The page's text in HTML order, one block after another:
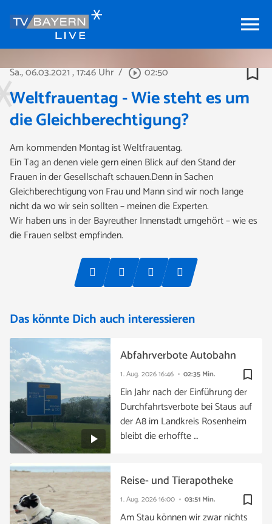
menu
Sa., 06.03.2021, 17:46 Uhr / play_circle_outline02:50 bookmark_border
Weltfrauentag - Wie steht es um
die Gleichberechtigung?
Am kommenden Montag ist Weltfrauentag.
Ein Tag an denen viele gern einen Blick auf den Stand der
Frauen in der Gesellschaft schauen.Denn in Sachen
Gleichberechtigung von Frau und Mann sind wir noch lange
nicht da wo wir sein sollten – meinen die Experten.
Wir haben uns in der Bayreuther Innenstadt umgehört – wie es
die Frauen selbst empfinden.
Das könnte Dich auch interessieren
bookmark_border
1. Aug. 202616:46 02:35 Min.
Abfahrverbote Autobahn
Ein Jahr nach der Einführung der
Durchfahrtsverbote bei Staus auf
der A8 im Landkreis Rosenheim
bleibt die erhoffte …
bookmark_border
1. Aug. 202616:00 03:51 Min.
Reise- und Tierapotheke
Am Stau können wir zwar nichts